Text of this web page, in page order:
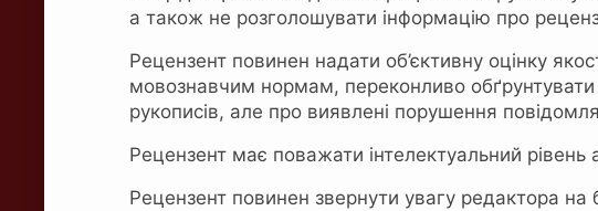
а також не розголошувати інформацію про
Рецензент повинен надати об’єктивну оцінку
мовознавчим нормам, переконливо
рукописів, але про виявлені порушення
Рецензент має поважати інтелектуальний рівень
Рецензент повинен звернути увагу редактора